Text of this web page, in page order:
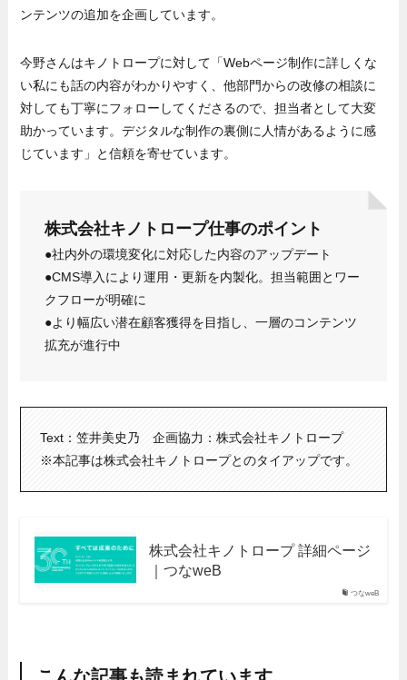
ンテンツの追加を企画しています。
今野さんはキノトロープに対して「Webページ制作に詳しくな
い私にも話の内容がわかりやすく、他部門からの改修の相談に
対しても丁寧にフォローしてくださるので、担当者として大変
助かっています。デジタルな制作の裏側に人情があるように感
じています」と信頼を寄せています。
株式会社キノトロープ仕事のポイント
●社内外の環境変化に対応した内容のアップデート
●CMS導入により運用・更新を内製化。担当範囲とワー
クフローが明確に
●より幅広い潜在顧客獲得を目指し、一層のコンテンツ
拡充が進行中
Text：笠井美史乃 企画協力：株式会社キノトロープ
※本記事は株式会社キノトロープとのタイアップです。
つなweB
株式会社キノトロープ 詳細ページ
｜つなweB